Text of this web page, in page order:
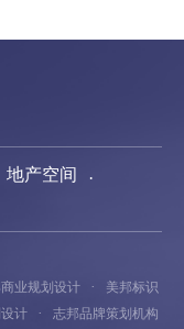
地产空间
·
业规划设计 ·
美邦标识
计 · 志邦品牌策划机构